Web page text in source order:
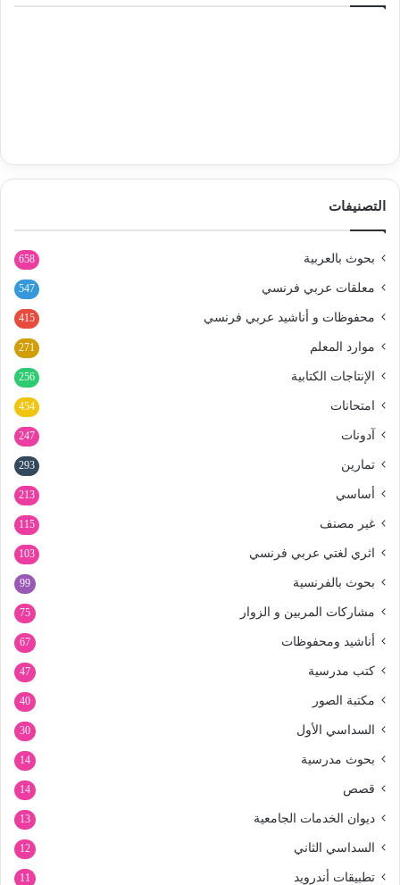
التصنيفات
بحوث بالعربية 658
معلقات عربي فرنسي 547
محفوظات و أناشيد عربي فرنسي 415
موارد المعلم 271
الإنتاجات الكتابية 256
امتحانات 454
آدونات 247
تمارين 293
أساسي 213
غير مصنف 115
اثري لغتي عربي فرنسي 103
بحوث بالفرنسية 99
مشاركات المربين و الزوار 75
أناشيد ومحفوظات 67
كتب مدرسية 47
مكتبة الصور 40
السداسي الأول 30
بحوث مدرسية 14
قصص 14
ديوان الخدمات الجامعية 13
السداسي الثاني 12
تطبيقات أندرويد 11